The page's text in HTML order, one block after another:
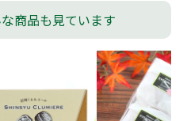
商品も見ています